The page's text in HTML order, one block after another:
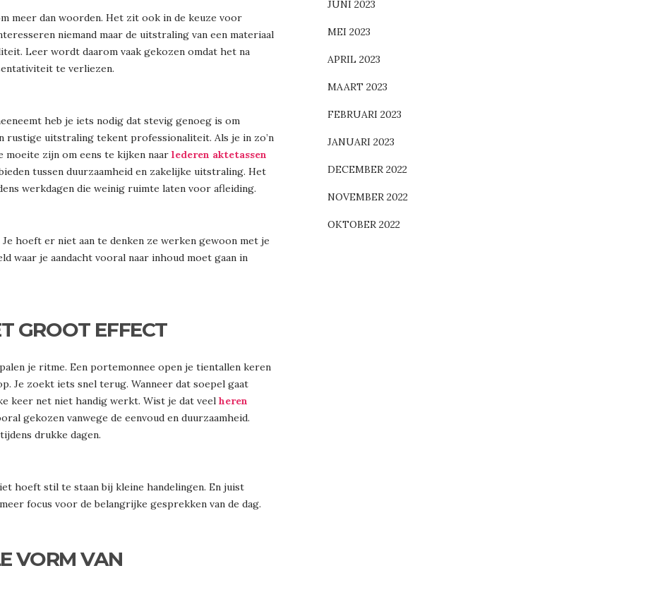
meer dan woorden. Het zit ook in de keuze voor
niemand maar de uitstraling van een materiaal
Leer wordt daarom vaak gekozen omdat het na
te verliezen.
heb je iets nodig dat stevig genoeg is om
rustige uitstraling tekent professionaliteit. Als je in zo’n
zijn om eens te kijken naar lederen aktetassen
tussen duurzaamheid en zakelijke uitstraling. Het
werkdagen die weinig ruimte laten voor afleiding.
hoeft er niet aan te denken ze werken gewoon met je
waar je aandacht vooral naar inhoud moet gaan in
GROOT EFFECT
je ritme. Een portemonnee open je tientallen keren
Je zoekt iets snel terug. Wanneer dat soepel gaat
keer net niet handig werkt. Wist je dat veel heren
gekozen vanwege de eenvoud en duurzaamheid.
drukke dagen.
hoeft stil te staan bij kleine handelingen. En juist
focus voor de belangrijke gesprekken van de dag.
VORM VAN
JUNI 2023
MEI 2023
APRIL 2023
MAART 2023
FEBRUARI 2023
JANUARI 2023
DECEMBER 2022
NOVEMBER 2022
OKTOBER 2022